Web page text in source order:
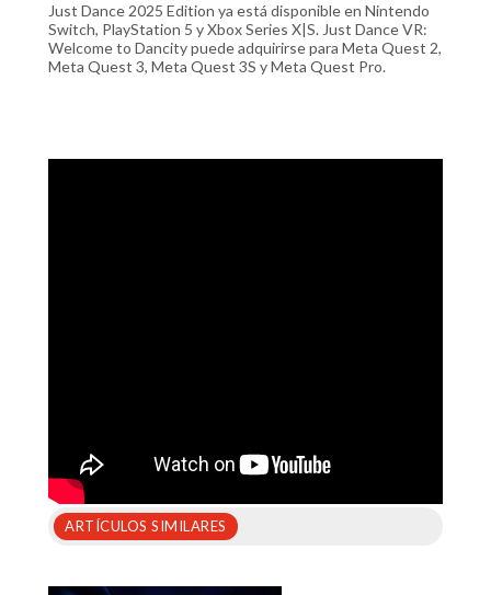
Just Dance 2025 Edition ya está disponible en Nintendo
Switch, PlayStation 5 y Xbox Series X|S. Just Dance VR:
Welcome to Dancity puede adquirirse para Meta Quest 2,
Meta Quest 3, Meta Quest 3S y Meta Quest Pro.
ARTÍCULOS SIMILARES